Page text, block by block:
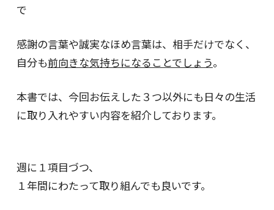
で
感謝の言葉や誠実なほめ言葉は、相手だけでなく、
自分も前向きな気持ちになることでしょう。
本書では、今回お伝えした３つ以外にも日々の生活
に取り入れやすい内容を紹介しております。
週に１項目づつ、
１年間にわたって取り組んでも良いです。